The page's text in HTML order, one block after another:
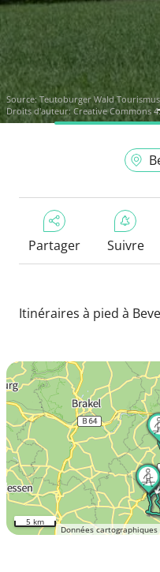
Source: Teutoburger Wald
Droits d'auteur: Creative Commons
Partager Suivre
Itinéraires à pied à
Données cartographiques
5 km